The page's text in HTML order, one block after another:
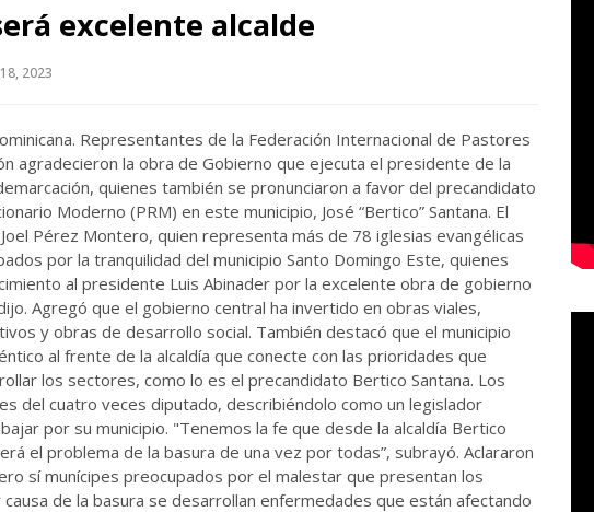
excelente alcalde
2023
Representantes de la Federación Internacional de Pastores
agradecieron la obra de Gobierno que ejecuta el presidente de la
quienes también se pronunciaron a favor del precandidato
Moderno (PRM) en este municipio, José “Bertico” Santana. El
Pérez Montero, quien representa más de 78 iglesias evangélicas
por la tranquilidad del municipio Santo Domingo Este, quienes
al presidente Luis Abinader por la excelente obra de gobierno
Agregó que el gobierno central ha invertido en obras viales,
y obras de desarrollo social. También destacó que el municipio
al frente de la alcaldía que conecte con las prioridades que
los sectores, como lo es el precandidato Bertico Santana. Los
del cuatro veces diputado, describiéndolo como un legislador
por su municipio. "Tenemos la fe que desde la alcaldía Bertico
el problema de la basura de una vez por todas”, subrayó. Aclararon
sí munícipes preocupados por el malestar que presentan los
de la basura se desarrollan enfermedades que están afectando